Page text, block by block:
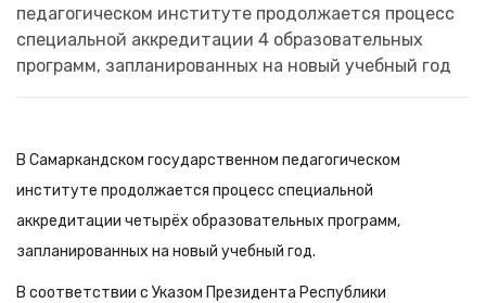
В Самаркандском государственном педагогическом
институте продолжается процесс специальной
аккредитации четырёх образовательных программ,
запланированных на новый учебный год.
В соответствии с Указом Президента Республики